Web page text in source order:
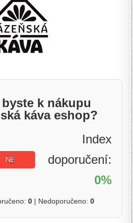
k nákupu
káva eshop?
NE
Index
doporučení:
0%
0 | Nedoporučeno:0